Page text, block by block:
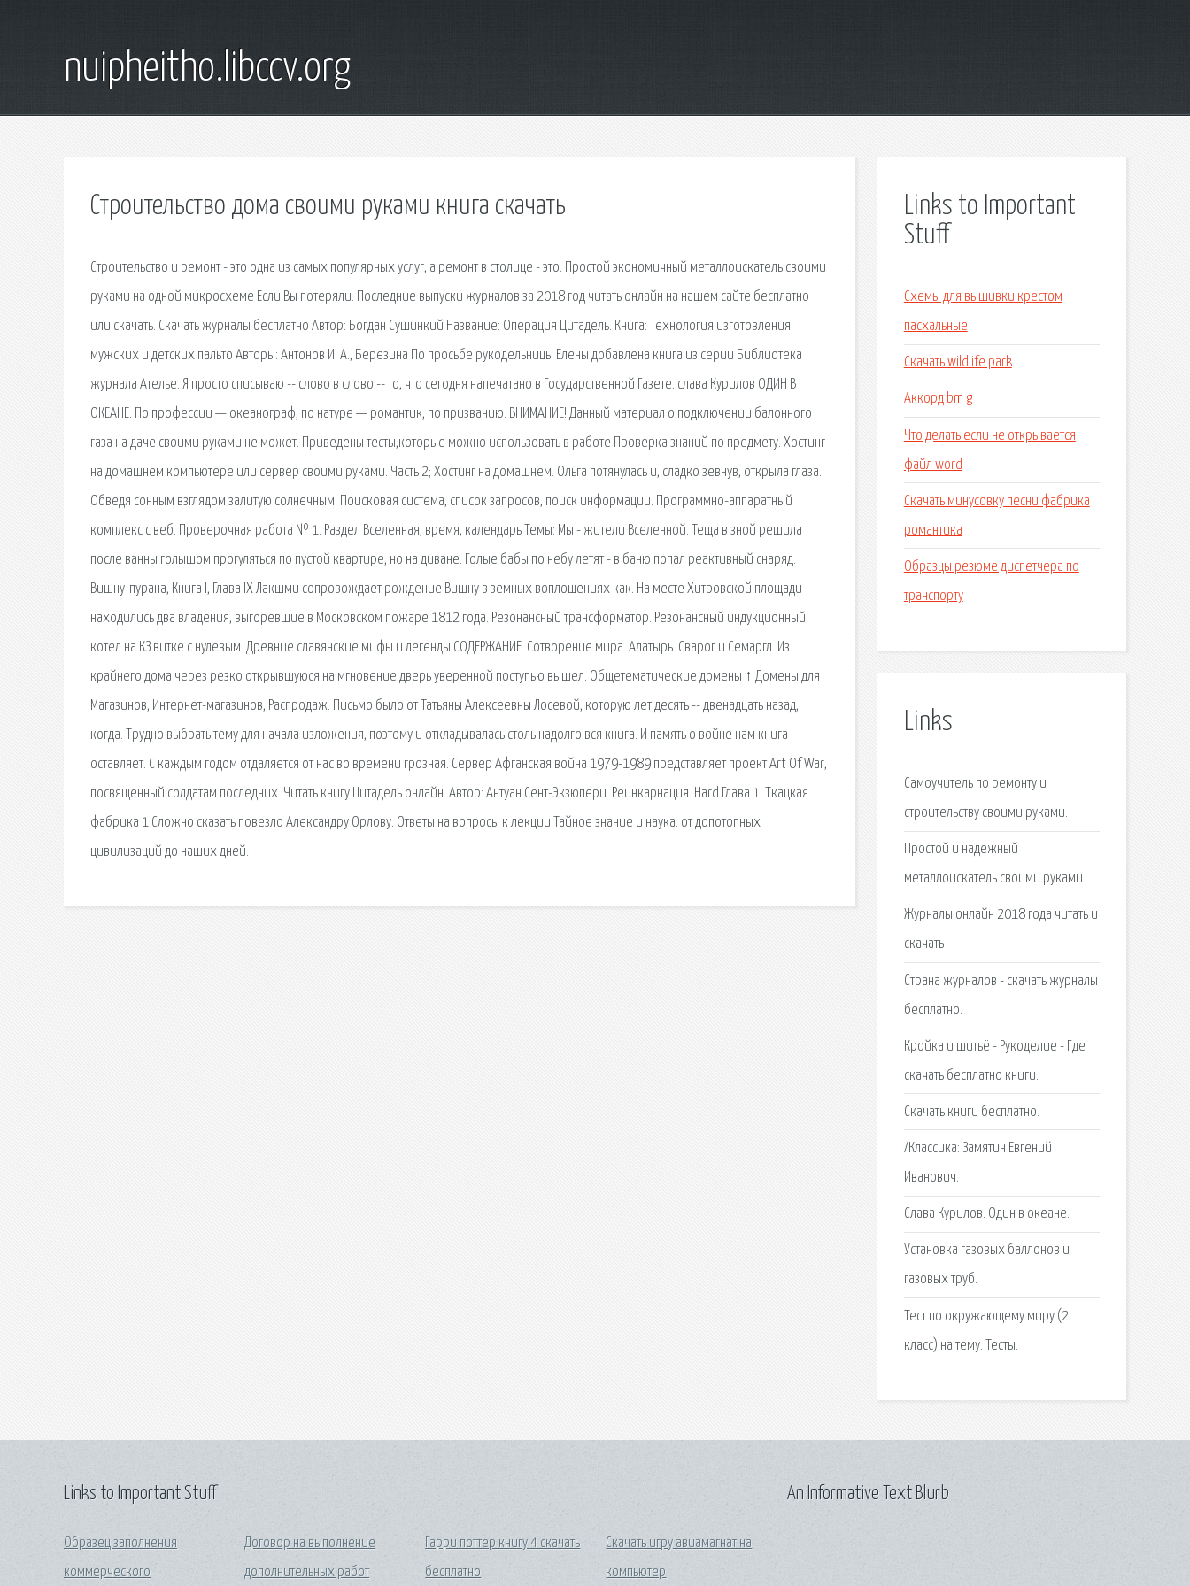
nuipheitho.libccv.org
Строительство дома своими руками книга скачать
Строительство и ремонт - это одна из самых популярных услуг, а ремонт в столице - это. Простой экономичный металлоискатель своими
руками на одной микросхеме Если Вы потеряли. Последние выпуски журналов за 2018 год читать онлайн на нашем сайте бесплатно
или скачать. Скачать журналы бесплатно Автор: Богдан Сушинкий Название: Операция Цитадель. Книга: Технология изготовления
мужских и детских пальто Авторы: Антонов И. А., Березина По просьбе рукодельницы Елены добавлена книга из серии Библиотека
журнала Ателье. Я просто списываю -- слово в слово -- то, что сегодня напечатано в Государственной Газете. cлава Курилов ОДИН В
ОКЕАНЕ. По профессии — океанограф, по натуре — романтик, по призванию. ВНИМАНИЕ! Данный материал о подключении балонного
газа на даче своими руками не может. Приведены тесты,которые можно использовать в работе Проверка знаний по предмету. Хостинг
на домашнем компьютере или сервер своими руками. Часть 2; Хостинг на домашнем. Ольга потянулась и, сладко зевнув, открыла глаза.
Обведя сонным взглядом залитую солнечным. Поисковая сиcтема, список запросов, поиск информации. Программно-аппаратный
комплекс с веб. Проверочная работа № 1. Раздел Вселенная, время, календарь Темы: Мы - жители Вселенной. Теща в зной решила
после ванны голышом прогуляться по пустой квартире, но на диване. Голые бабы по небу летят - в баню попал реактивный снаряд.
Вишну-пурана, Книга I, Глава IX Лакшми сопровождает рождение Вишну в земных воплощениях как. На месте Хитровской площади
находились два владения, выгоревшие в Московском пожаре 1812 года. Резонансный трансформатор. Резонансный индукционный
котел на КЗ витке с нулевым. Древние славянские мифы и легенды СОДЕРЖАНИЕ. Сотворение мира. Алатырь. Сварог и Семаргл. Из
крайнего дома через резко открывшуюся на мгновение дверь уверенной поступью вышел. Общетематические домены ↑ Домены для
Магазинов, Интернет-магазинов, Распродаж. Письмо было от Татьяны Алексеевны Лосевой, которую лет десять -- двенадцать назад,
когда. Трудно выбрать тему для начала изложения, поэтому и откладывалась столь надолго вся книга. И память о войне нам книга
оставляет. С каждым годом отдаляется от нас во времени грозная. Сервер Афганская война 1979-1989 представляет проект Art Of War,
посвященный солдатам последних. Читать книгу Цитадель онлайн. Автор: Антуан Сент-Экзюпери. Реинкарнация. Hard Глава 1. Ткацкая
фабрика 1 Сложно сказать повезло Александру Орлову. Ответы на вопросы к лекции Тайное знание и наука: от допотопных
цивилизаций до наших дней.
Links to Important
Stuff
Схемы для вышивки крестом
пасхальные
Скачать wildlife park
Аккорд bm g
Что делать если не открывается
файл word
Скачать минусовку песни фабрика
романтика
Образцы резюме диспетчера по
транспорту
Links
Самоучитель по ремонту и
строительству своими руками.
Простой и надёжный
металлоискатель своими руками.
Журналы онлайн 2018 года читать и
скачать
Страна журналов - скачать журналы
бесплатно.
Кройка и шитьё - Рукоделие - Где
скачать бесплатно книги.
Скачать книги бесплатно.
/Классика: Замятин Евгений
Иванович.
Cлава Курилов. Один в океане.
Установка газовых баллонов и
газовых труб.
Тест по окружающему миру (2
класс) на тему: Тесты.
Links to Important Stuff
Образец заполнения
коммерческого
Договор на выполнение
дополнительных работ
Гарри поттер книгу 4 скачать
бесплатно
Скачать игру авиамагнат на
компьютер
An Informative Text Blurb